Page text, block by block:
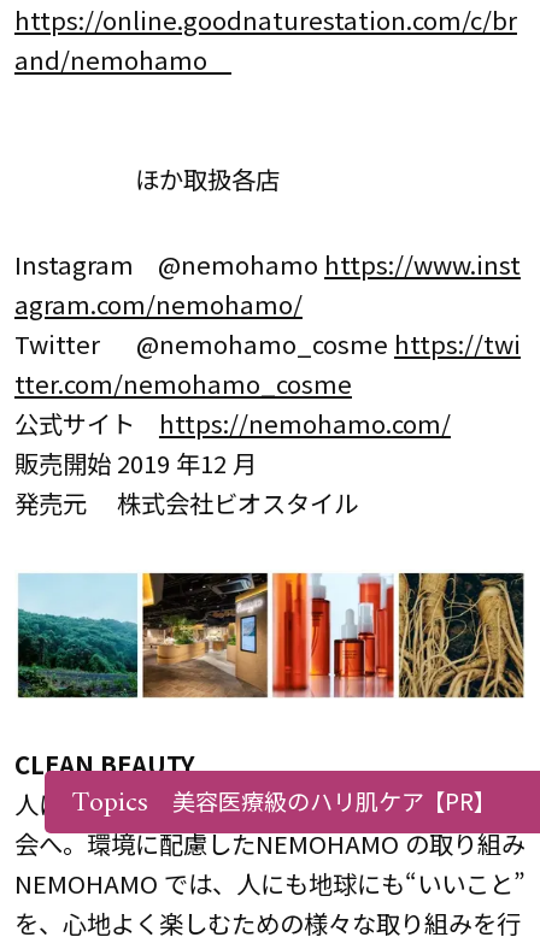
https://online.goodnaturestation.com/c/br
and/nemohamo
ほか取扱各店
Instagram @nemohamo https://www.inst
agram.com/nemohamo/
Twitter @nemohamo_cosme https://twi
tter.com/nemohamo_cosme
公式サイト https://nemohamo.com/
販売開始 2019 年12 月
発売元 株式会社ビオスタイル
CLEAN BEAUTY
人にも地球にもいいことを、もっと楽しめる社
会へ。環境に配慮したNEMOHAMO の取り組み
NEMOHAMO では、人にも地球にも“いいこと”
を、心地よく楽しむための様々な取り組みを行
Topics 美容医療級のハリ肌ケア【PR】